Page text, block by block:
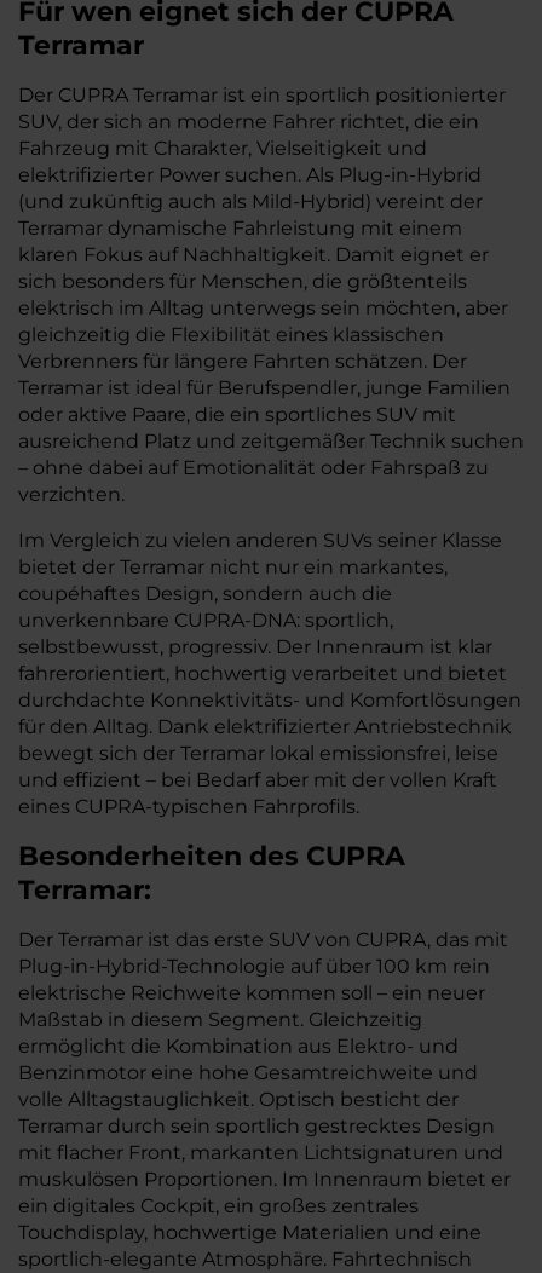
Für wen eignet sich der CUPRA
Terramar
Der CUPRA Terramar ist ein sportlich positionierter
SUV, der sich an moderne Fahrer richtet, die ein
Fahrzeug mit Charakter, Vielseitigkeit und
elektrifizierter Power suchen. Als Plug-in-Hybrid
(und zukünftig auch als Mild-Hybrid) vereint der
Terramar dynamische Fahrleistung mit einem
klaren Fokus auf Nachhaltigkeit. Damit eignet er
sich besonders für Menschen, die größtenteils
elektrisch im Alltag unterwegs sein möchten, aber
gleichzeitig die Flexibilität eines klassischen
Verbrenners für längere Fahrten schätzen. Der
Terramar ist ideal für Berufspendler, junge Familien
oder aktive Paare, die ein sportliches SUV mit
ausreichend Platz und zeitgemäßer Technik suchen
– ohne dabei auf Emotionalität oder Fahrspaß zu
verzichten.
Im Vergleich zu vielen anderen SUVs seiner Klasse
bietet der Terramar nicht nur ein markantes,
coupéhaftes Design, sondern auch die
unverkennbare CUPRA-DNA: sportlich,
selbstbewusst, progressiv. Der Innenraum ist klar
fahrerorientiert, hochwertig verarbeitet und bietet
durchdachte Konnektivitäts- und Komfortlösungen
für den Alltag. Dank elektrifizierter Antriebstechnik
bewegt sich der Terramar lokal emissionsfrei, leise
und effizient – bei Bedarf aber mit der vollen Kraft
eines CUPRA-typischen Fahrprofils.
Besonderheiten des CUPRA
Terramar:
Der Terramar ist das erste SUV von CUPRA, das mit
Plug-in-Hybrid-Technologie auf über 100 km rein
elektrische Reichweite kommen soll – ein neuer
Maßstab in diesem Segment. Gleichzeitig
ermöglicht die Kombination aus Elektro- und
Benzinmotor eine hohe Gesamtreichweite und
volle Alltagstauglichkeit. Optisch besticht der
Terramar durch sein sportlich gestrecktes Design
mit flacher Front, markanten Lichtsignaturen und
muskulösen Proportionen. Im Innenraum bietet er
ein digitales Cockpit, ein großes zentrales
Touchdisplay, hochwertige Materialien und eine
sportlich-elegante Atmosphäre. Fahrtechnisch